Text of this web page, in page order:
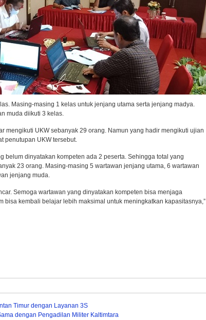
Masing-masing 1 kelas untuk jenjang utama serta jenjang madya.
muda diikuti 3 kelas.
mengikuti UKW sebanyak 29 orang. Namun yang hadir mengikuti ujian
penutupan UKW tersebut.
belum dinyatakan kompeten ada 2 peserta. Sehingga total yang
23 orang. Masing-masing 5 wartawan jenjang utama, 6 wartawan
jenjang muda.
Semoga wartawan yang dinyatakan kompeten bisa menjaga
bisa kembali belajar lebih maksimal untuk meningkatkan kapasitasnya,”
Timur dengan Layanan 3S
dengan Pengadilan Militer Kaltimtara